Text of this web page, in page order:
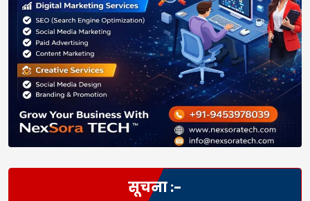
सूचना :-